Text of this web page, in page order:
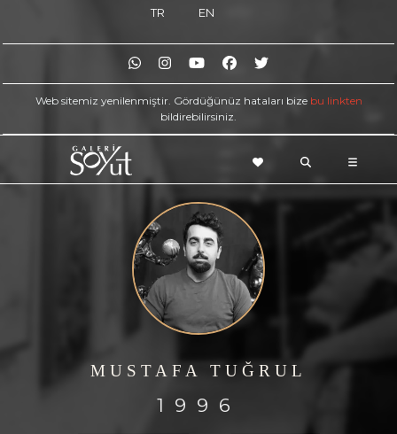
TR EN
Web sitemiz yenilenmiştir. Gördüğünüz hataları bize bu linkten
bildirebilirsiniz.
MUSTAFA TUĞRUL
1996